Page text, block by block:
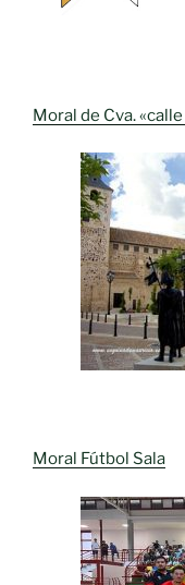
Moral de Cva. «calle
Moral Fútbol Sala